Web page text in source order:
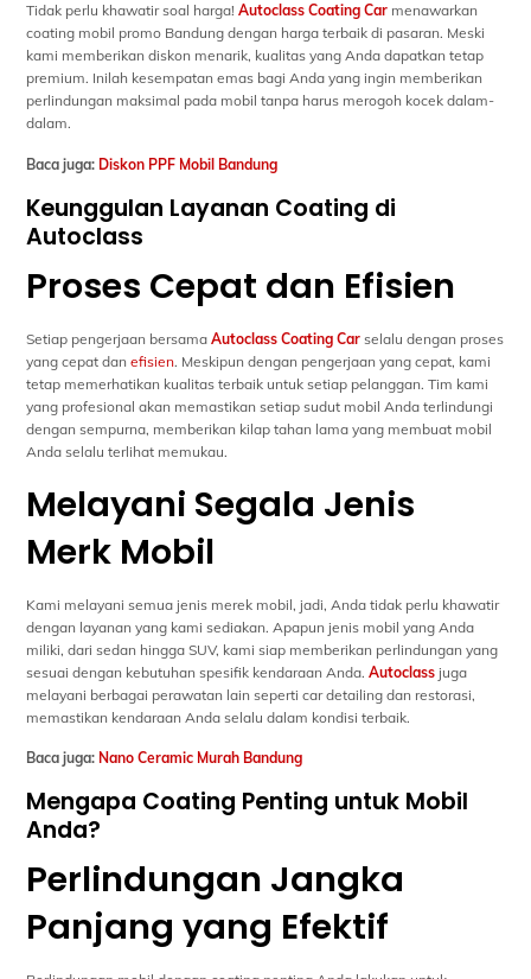
Tidak perlu khawatir soal harga!Autoclass Coating Car menawarkan
coating mobil promo Bandung dengan harga terbaik di pasaran. Meski
kami memberikan diskon menarik, kualitas yang Anda dapatkan tetap
premium. Inilah kesempatan emas bagi Anda yang ingin memberikan
perlindungan maksimal pada mobil tanpa harus merogoh kocek dalam-
dalam.
Baca juga: Diskon PPF Mobil Bandung
Keunggulan Layanan Coating di
Autoclass
Proses Cepat dan Efisien
Setiap pengerjaan bersamaAutoclass Coating Car selalu dengan proses
yang cepat danefisien. Meskipun dengan pengerjaan yang cepat, kami
tetap memerhatikan kualitas terbaik untuk setiap pelanggan. Tim kami
yang profesional akan memastikan setiap sudut mobil Anda terlindungi
dengan sempurna, memberikan kilap tahan lama yang membuat mobil
Anda selalu terlihat memukau.
Melayani Segala Jenis
Merk Mobil
Kami melayani semua jenis merek mobil, jadi, Anda tidak perlu khawatir
dengan layanan yang kami sediakan. Apapun jenis mobil yang Anda
miliki, dari sedan hingga SUV, kami siap memberikan perlindungan yang
sesuai dengan kebutuhan spesifik kendaraan Anda.Autoclass juga
melayani berbagai perawatan lain seperti car detailing dan restorasi,
memastikan kendaraan Anda selalu dalam kondisi terbaik.
Baca juga: Nano Ceramic Murah Bandung
Mengapa Coating Penting untuk Mobil
Anda?
Perlindungan Jangka
Panjang yang Efektif